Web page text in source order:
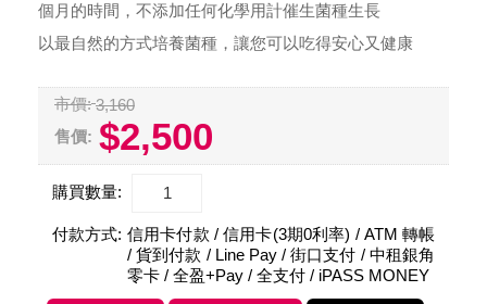
個月的時間，不添加任何化學用計催生菌種生長
以最自然的方式培養菌種，讓您可以吃得安心又健康
市價: 3,160
售價: $2,500
購買數量:
付款方式: 信用卡付款 / 信用卡(3期0利率) / ATM 轉帳
/ 貨到付款 / Line Pay / 街口支付 / 中租銀角
零卡 / 全盈+Pay / 全支付 / iPASS MONEY